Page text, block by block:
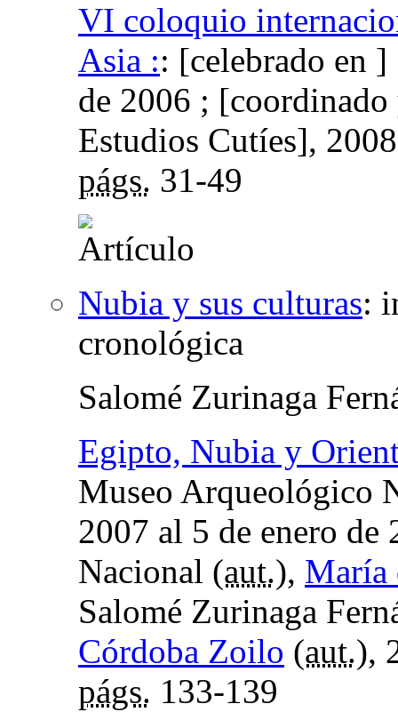
VI coloquio
Asia :: [celebrado en
de 2006 ;
Estudios Cutíes],
págs. 31-49
Nubia y sus culturas:
cronológica
Salomé Zurinaga
Egipto, Nubia y
Museo Arqueológico
2007 al 5 de enero de
Nacional (aut.), María
Salomé Zurinaga
Córdoba Zoilo (aut.),
págs. 133-139